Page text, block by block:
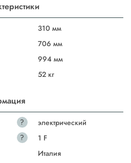
310 мм
706 мм
994 мм
52 кг
?
электрический
?
1 F
Италия